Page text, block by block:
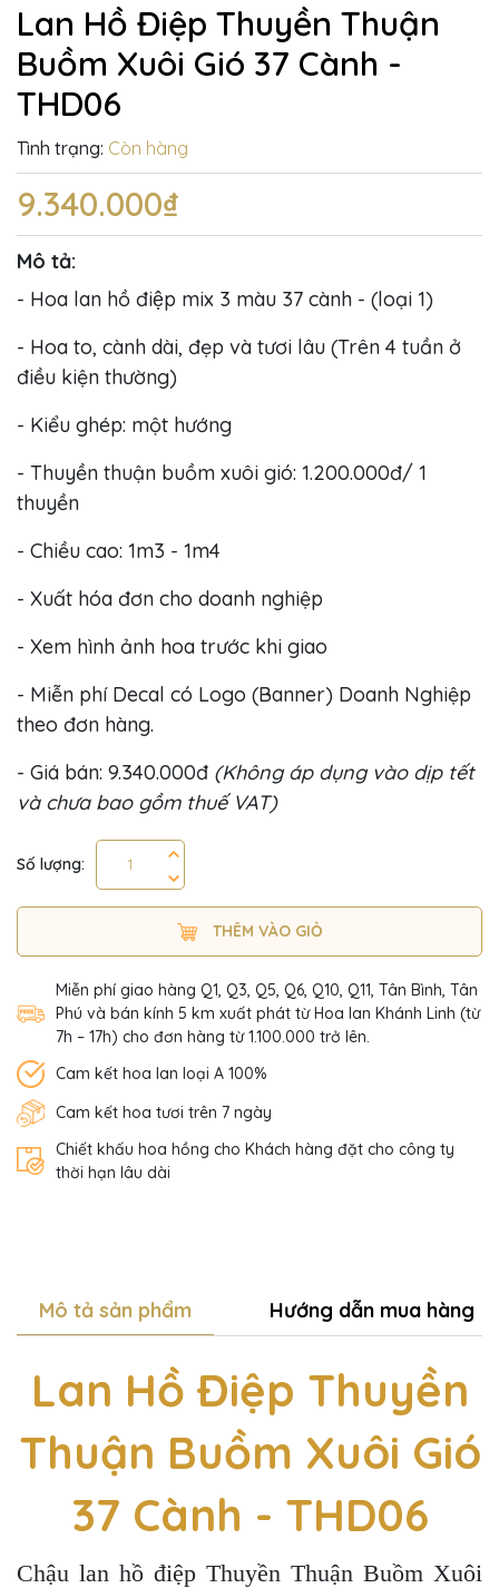
Lan Hồ Điệp Thuyền Thuận
Buồm Xuôi Gió 37 Cành -
THD06
Tình trạng: Còn hàng
9.340.000₫
Mô tả:
- Hoa lan hồ điệp mix 3 màu 37 cành - (loại 1)
- Hoa to, cành dài, đẹp và tươi lâu (Trên 4 tuần ở
điều kiện thường)
- Kiểu ghép: một hướng
- Thuyền thuận buồm xuôi gió: 1.200.000đ/ 1
thuyền
- Chiều cao: 1m3 - 1m4
- Xuất hóa đơn cho doanh nghiệp
- Xem hình ảnh hoa trước khi giao
- Miễn phí Decal có Logo (Banner) Doanh Nghiệp
theo đơn hàng.
- Giá bán: 9.340.000đ (Không áp dụng vào dịp tết
và chưa bao gồm thuế VAT)
Số lượng:
THÊM VÀO GIỎ
Miễn phí giao hàng Q1, Q3, Q5, Q6, Q10, Q11, Tân Bình, Tân
Phú và bán kính 5 km xuất phát từ Hoa lan Khánh Linh (từ
7h – 17h) cho đơn hàng từ 1.100.000 trở lên.
Cam kết hoa lan loại A 100%
Cam kết hoa tươi trên 7 ngày
Chiết khấu hoa hồng cho Khách hàng đặt cho công ty
thời hạn lâu dài
Mô tả sản phẩm Hướng dẫn mua hàng
Lan Hồ Điệp Thuyền
Thuận Buồm Xuôi Gió
37 Cành - THD06
Chậu lan hồ điệp Thuyền Thuận Buồm Xuôi